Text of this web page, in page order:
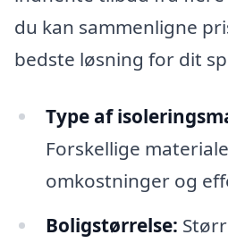
du kan sammenligne
bedste løsning for dit
Type af
Forskellige
omkostninger og
Boligstørrelse: